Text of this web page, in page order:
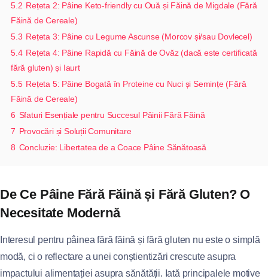
5.2 Rețeta 2: Pâine Keto-friendly cu Ouă și Făină de Migdale (Fără
Făină de Cereale)
5.3 Rețeta 3: Pâine cu Legume Ascunse (Morcov și/sau Dovlecel)
5.4 Rețeta 4: Pâine Rapidă cu Făină de Ovăz (dacă este certificată
fără gluten) și Iaurt
5.5 Rețeta 5: Pâine Bogată în Proteine cu Nuci și Semințe (Fără
Făină de Cereale)
6 Sfaturi Esențiale pentru Succesul Pâinii Fără Făină
7 Provocări și Soluții Comunitare
8 Concluzie: Libertatea de a Coace Pâine Sănătoasă
De Ce Pâine Fără Făină și Fără Gluten? O
Necesitate Modernă
Interesul pentru pâinea fără făină și fără gluten nu este o simplă
modă, ci o reflectare a unei conștientizări crescute asupra
impactului alimentației asupra sănătății. Iată principalele motive